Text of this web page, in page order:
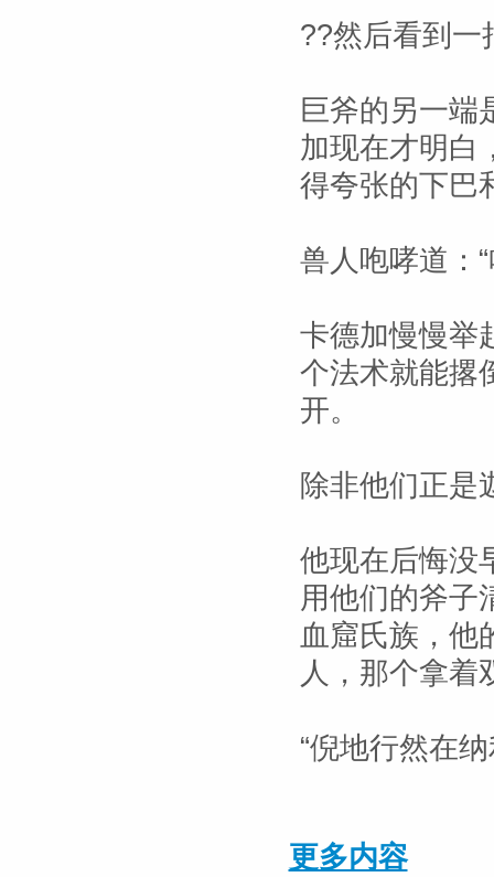
??然后看到一
巨斧的另一端
加现在才明白
得夸张的下巴
兽人咆哮道：
卡德加慢慢举
个法术就能撂
开。
除非他们正是
他现在后悔没
用他们的斧子
血窟氏族，他
人，那个拿着
“倪地行然在
更多内容